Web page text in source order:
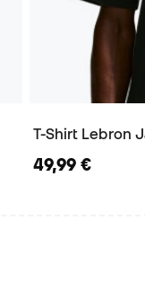
T-Shirt Lebron
49,99 €